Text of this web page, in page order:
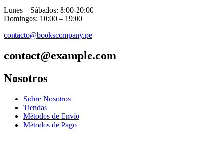
Lunes – Sábados: 8:00-20:00
Domingos: 10:00 – 19:00
contacto@bookscompany.pe
contact@example.com
Nosotros
Sobre Nosotros
Tiendas
Métodos de Envío
Métodos de Pago